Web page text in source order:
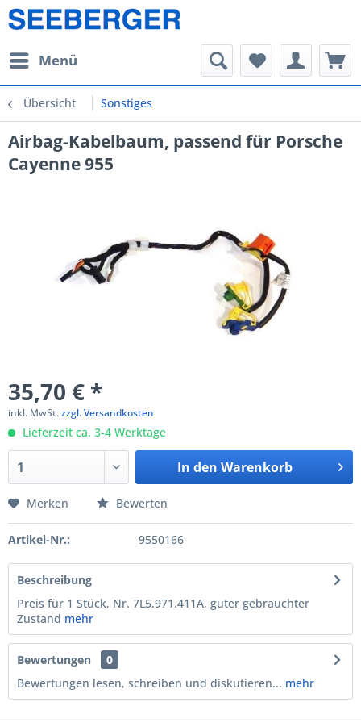
Menü
Übersicht Sonstiges
Airbag-Kabelbaum, passend für Porsche
Cayenne 955
35,70 € *
inkl. MwSt.zzgl. Versandkosten
Lieferzeit ca. 3-4 Werktage
In den Warenkorb
Merken Bewerten
Artikel-Nr.: 9550166
Beschreibung
Preis für 1 Stück, Nr. 7L5.971.411A, guter gebrauchter
Zustand mehr
Bewertungen
0
Bewertungen lesen, schreiben und diskutieren... mehr